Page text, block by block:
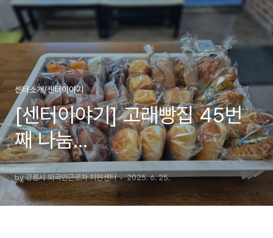
센터소개/센터이야기
[센터이야기] 고래빵집 45번
째 나눔...
by 강릉시 외국인근로자 지원센터 2025. 6. 25.